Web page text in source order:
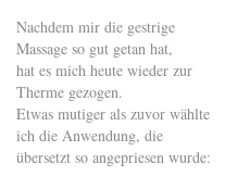
Nachdem mir die gestrige
Massage so gut getan hat,
hat es mich heute wieder zur
Therme gezogen.
Etwas mutiger als zuvor wählte
ich die Anwendung, die
übersetzt so angepriesen wurde: